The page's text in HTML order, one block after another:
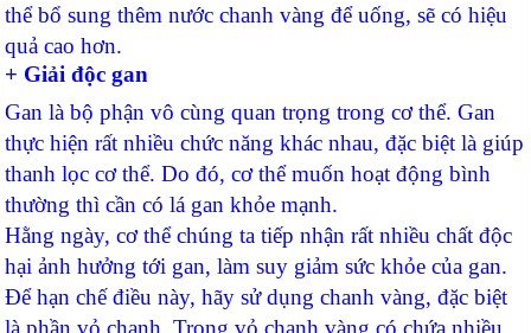
thể bổ sung thêm nước chanh vàng để uống, sẽ có hiệu
quả cao hơn.
+ Giải độc gan
Gan là bộ phận vô cùng quan trọng trong cơ thể. Gan
thực hiện rất nhiều chức năng khác nhau, đặc biệt là giúp
thanh lọc cơ thể. Do đó, cơ thể muốn hoạt động bình
thường thì cần có lá gan khỏe mạnh.
Hằng ngày, cơ thể chúng ta tiếp nhận rất nhiều chất độc
hại ảnh hưởng tới gan, làm suy giảm sức khỏe của gan.
Để hạn chế điều này, hãy sử dụng chanh vàng, đặc biệt
là phần vỏ chanh. Trong vỏ chanh vàng có chứa nhiều